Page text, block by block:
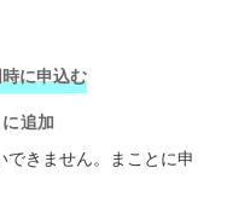
に申込む
追加
きません。まことに申